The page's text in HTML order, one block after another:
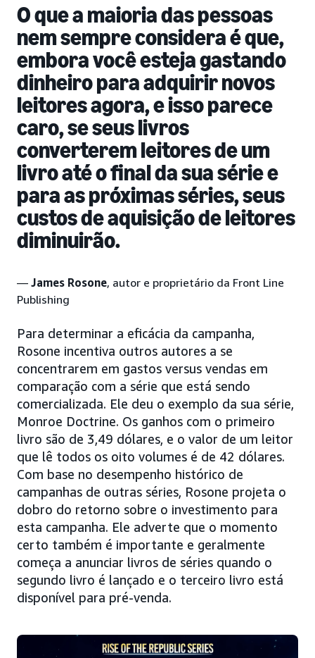
O que a maioria das pessoas
nem sempre considera é que,
embora você esteja gastando
dinheiro para adquirir novos
leitores agora, e isso parece
caro, se seus livros
converterem leitores de um
livro até o final da sua série e
para as próximas séries, seus
custos de aquisição de leitores
diminuirão.
— James Rosone, autor e proprietário da Front Line
Publishing
Para determinar a eficácia da campanha,
Rosone incentiva outros autores a se
concentrarem em gastos versus vendas em
comparação com a série que está sendo
comercializada. Ele deu o exemplo da sua série,
Monroe Doctrine. Os ganhos com o primeiro
livro são de 3,49 dólares, e o valor de um leitor
que lê todos os oito volumes é de 42 dólares.
Com base no desempenho histórico de
campanhas de outras séries, Rosone projeta o
dobro do retorno sobre o investimento para
esta campanha. Ele adverte que o momento
certo também é importante e geralmente
começa a anunciar livros de séries quando o
segundo livro é lançado e o terceiro livro está
disponível para pré-venda.